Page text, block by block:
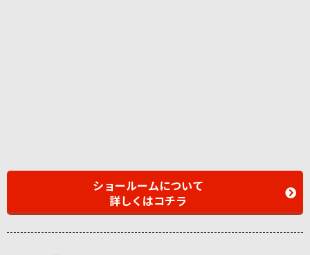
ショールームについて
詳しくはコチラ